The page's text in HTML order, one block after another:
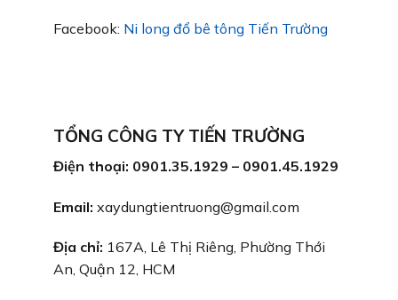
Facebook: Ni long đổ bê tông Tiến Trường
TỔNG CÔNG TY TIẾN TRƯỜNG
Điện thoại: 0901.35.1929 – 0901.45.1929
Email: xaydungtientruong@gmail.com
Địa chỉ: 167A, Lê Thị Riêng, Phường Thới
An, Quận 12, HCM